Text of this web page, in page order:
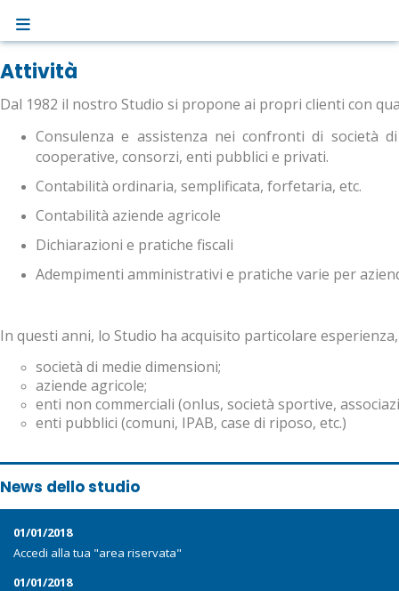
Attività
Dal 1982 il nostro Studio si propone ai propri clienti con
Consulenza e assistenza nei confronti di società
cooperative, consorzi, enti pubblici e privati.
Contabilità ordinaria, semplificata, forfetaria, etc.
Contabilità aziende agricole
Dichiarazioni e pratiche fiscali
Adempimenti amministrativi e pratiche varie per
In questi anni, lo Studio ha acquisito particolare
società di medie dimensioni;
aziende agricole;
enti non commerciali (onlus, società sportive,
enti pubblici (comuni, IPAB, case di riposo, etc.)
News dello studio
01/01/2018
Accedi alla tua "area riservata"
01/01/2018